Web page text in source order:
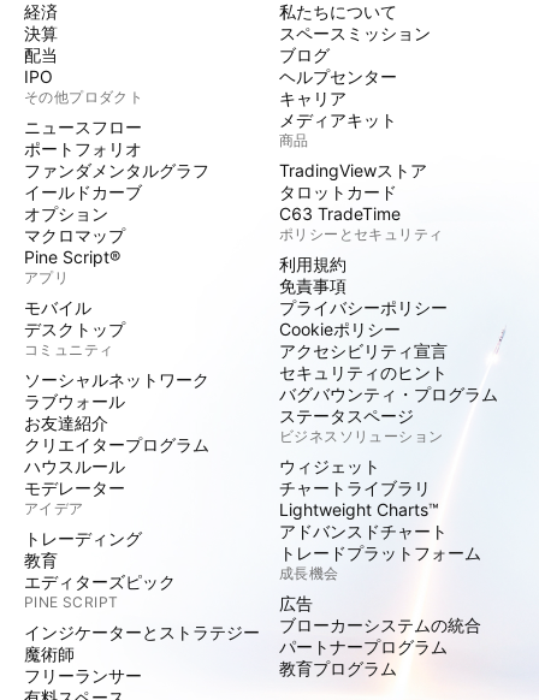
経済
決算
配当
IPO
その他プロダクト
ニュースフロー
ポートフォリオ
ファンダメンタルグラフ
イールドカーブ
オプション
マクロマップ
Pine Script®
アプリ
モバイル
デスクトップ
コミュニティ
ソーシャルネットワーク
ラブウォール
お友達紹介
クリエイタープログラム
ハウスルール
モデレーター
アイデア
トレーディング
教育
エディターズピック
PINE SCRIPT
インジケーターとストラテジー
魔術師
フリーランサー
私たちについて
スペースミッション
ブログ
ヘルプセンター
キャリア
メディアキット
商品
TradingViewストア
タロットカード
C63 TradeTime
ポリシーとセキュリティ
利用規約
免責事項
プライバシーポリシー
Cookieポリシー
アクセシビリティ宣言
セキュリティのヒント
バグバウンティ・プログラム
ステータスページ
ビジネスソリューション
ウィジェット
チャートライブラリ
Lightweight Charts™
アドバンスドチャート
トレードプラットフォーム
成長機会
広告
ブローカーシステムの統合
パートナープログラム
教育プログラム